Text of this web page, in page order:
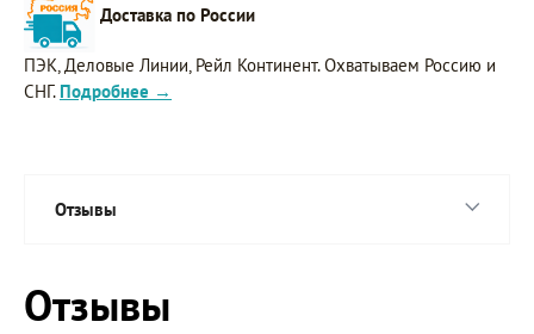
Доставка по России
ПЭК, Деловые Линии, Рейл Континент. Охватываем Россию и
СНГ. Подробнее →
Отзывы
Отзывы